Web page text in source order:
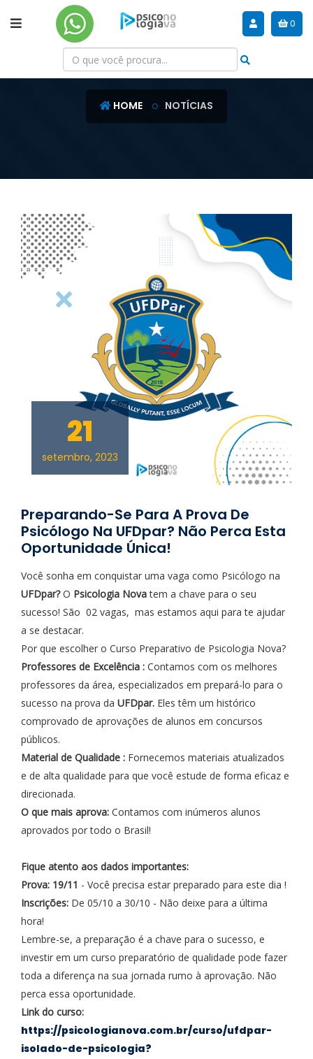
0
NOTÍCIAS
HOME NOTÍCIAS
21
setembro, 2023
Preparando-Se Para A Prova De
Psicólogo Na UFDpar? Não Perca Esta
Oportunidade Única!
Você sonha em conquistar uma vaga como Psicólogo na
UFDpar?O Psicologia Novatem a chave para o seu
sucesso! São 02 vagas, mas estamos aqui para te ajudar
a se destacar.
Por que escolher o Curso Preparativo de Psicologia Nova?
Professores de Excelência : Contamos com os melhores
professores da área, especializados em prepará-lo para o
sucesso na prova da UFDpar. Eles têm um histórico
comprovado de aprovações de alunos em concursos
públicos.
Material de Qualidade : Fornecemos materiais atualizados
e de alta qualidade para que você estude de forma eficaz e
direcionada.
O que mais aprova: Contamos com inúmeros alunos
aprovados por todo o Brasil!
Fique atento aos dados importantes:
Prova: 19/11 - Você precisa estar preparado para este dia !
Inscrições: De 05/10 a 30/10 - Não deixe para a última
hora!
Lembre-se, a preparação é a chave para o sucesso, e
investir em um curso preparatório de qualidade pode fazer
toda a diferença na sua jornada rumo à aprovação. Não
perca essa oportunidade.
Link do curso:
https://psicologianova.com.br/curso/ufdpar-
isolado-de-psicologia?